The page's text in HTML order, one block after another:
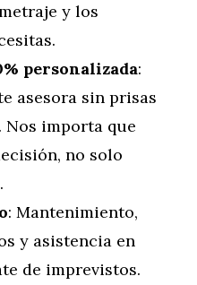
y los
personalizada:
asesora sin prisas
Nos importa que
no solo
: Mantenimiento,
y asistencia en
de imprevistos.